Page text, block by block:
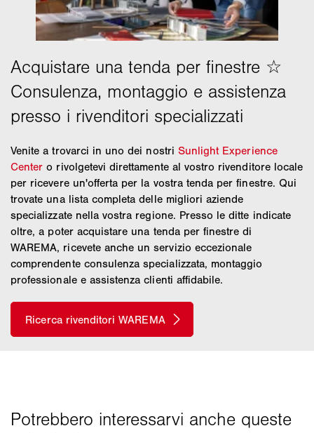
Montaggio con finestra
esistenti
Montaggio a vista ○
Montaggio non a vista
Venite a trovarci in uno dei nostri Sunlight Experience
Center o rivolgetevi direttamente al vostro rivenditore locale
per ricevere un'offerta per la vostra tenda per finestre. Qui
trovate una lista completa delle migliori aziende
specializzate nella vostra regione. Presso le ditte indicate
oltre, a poter acquistare una tenda per finestre di
WAREMA, ricevete anche un servizio eccezionale
comprendente consulenza specializzata, montaggio
professionale e assistenza clienti affidabile.